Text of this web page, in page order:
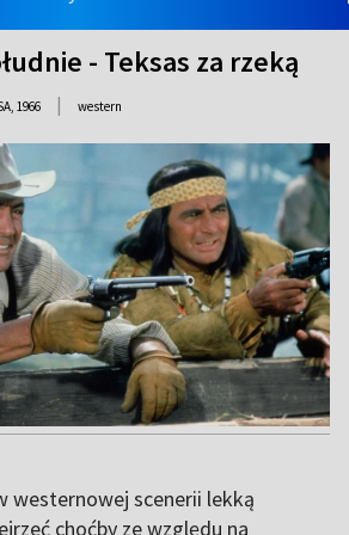
- Teksas za rzeką
1966 | western
westernowej scenerii lekką
choćby ze względu na